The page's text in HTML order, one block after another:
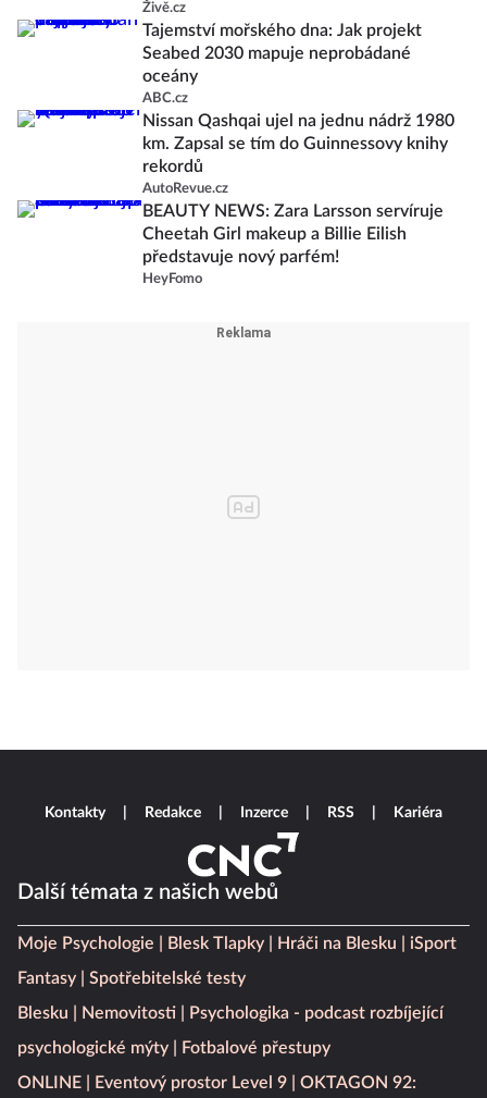
Živě.cz
Tajemství mořského dna: Jak projekt
Seabed 2030 mapuje neprobádané
oceány
ABC.cz
Nissan Qashqai ujel na jednu nádrž 1980
km. Zapsal se tím do Guinnessovy knihy
rekordů
AutoRevue.cz
BEAUTY NEWS: Zara Larsson servíruje
Cheetah Girl makeup a Billie Eilish
představuje nový parfém!
HeyFomo
Další témata z našich webů
Moje Psychologie Blesk Tlapky Hráči na Blesku
iSport
Fantasy
Spotřebitelské testy
Blesku
Nemovitosti
Psychologika - podcast rozbíjející
psychologické mýty
Fotbalové přestupy
ONLINE
Eventový prostor Level 9
OKTAGON 92:
Kontakty Redakce Inzerce RSS Kariéra